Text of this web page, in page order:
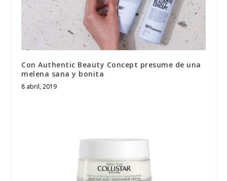
Con Authentic Beauty Concept presume de una
melena sana y bonita
8 abril, 2019